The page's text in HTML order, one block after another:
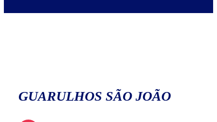
GUARULHOS SÃO JOÃO